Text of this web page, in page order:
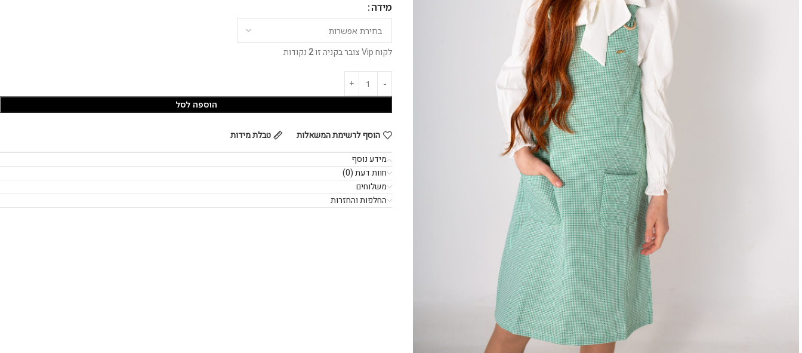
מידה
לקוח Vip צובר בקניה זו 2נקודות
הוספה לסל
הוסף לרשימת המשאלות
טבלת מידות
מידע נוסף
חוות דעת (0)
משלוחים
החלפות והחזרות